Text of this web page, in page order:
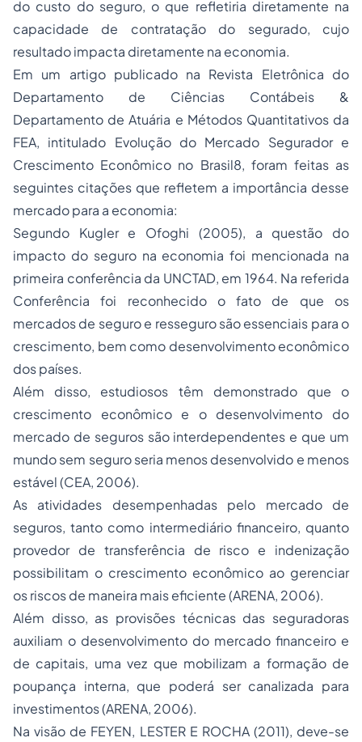
do custo do seguro, o que refletiria diretamente na
capacidade de contratação do segurado, cujo
resultado impacta diretamente na economia.
Em um artigo publicado na Revista Eletrônica do
Departamento de Ciências Contábeis &
Departamento de Atuária e Métodos Quantitativos da
FEA, intitulado Evolução do Mercado Segurador e
Crescimento Econômico no Brasil8, foram feitas as
seguintes citações que refletem a importância desse
mercado para a economia:
Segundo Kugler e Ofoghi (2005), a questão do
impacto do seguro na economia foi mencionada na
primeira conferência da UNCTAD, em 1964. Na referida
Conferência foi reconhecido o fato de que os
mercados de seguro e resseguro são essenciais para o
crescimento, bem como desenvolvimento econômico
dos países.
Além disso, estudiosos têm demonstrado que o
crescimento econômico e o desenvolvimento do
mercado de seguros são interdependentes e que um
mundo sem seguro seria menos desenvolvido e menos
estável (CEA, 2006).
As atividades desempenhadas pelo mercado de
seguros, tanto como intermediário financeiro, quanto
provedor de transferência de risco e indenização
possibilitam o crescimento econômico ao gerenciar
os riscos de maneira mais eficiente (ARENA, 2006).
Além disso, as provisões técnicas das seguradoras
auxiliam o desenvolvimento do mercado financeiro e
de capitais, uma vez que mobilizam a formação de
poupança interna, que poderá ser canalizada para
investimentos (ARENA, 2006).
Na visão de FEYEN, LESTER E ROCHA (2011), deve-se